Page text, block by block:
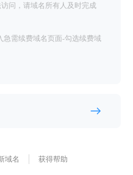
问，请域名所有人及时完成
需续费域名页面-勾选续费域
域名 获得帮助